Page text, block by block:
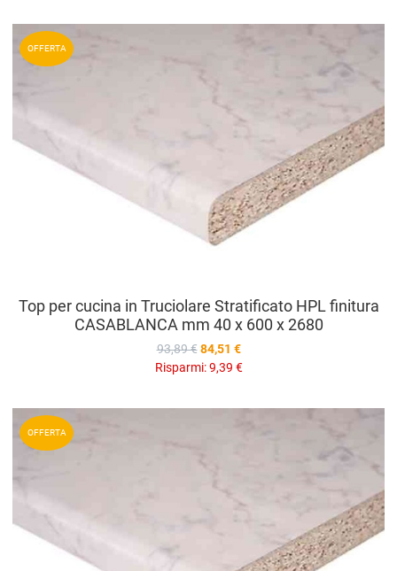
OFFERTA
Top per cucina in Truciolare Stratificato HPL finitura
CASABLANCA mm 40 x 600 x 2680
93,89 € 84,51 €
Risparmi:9,39 €
OFFERTA